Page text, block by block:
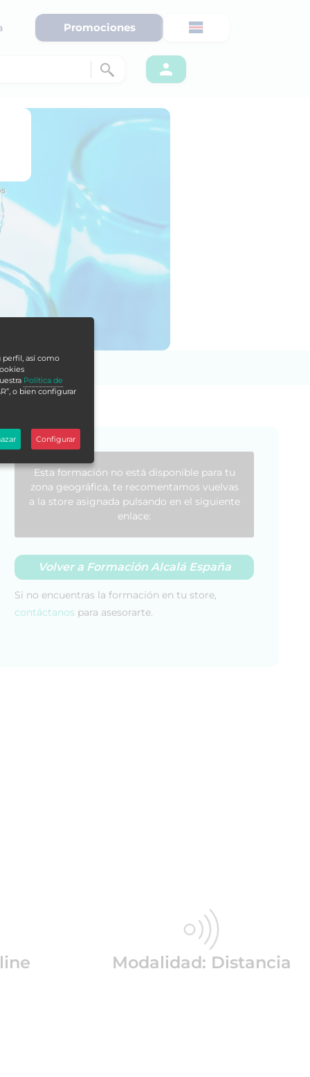
Promociones
Esta formación no está disponible para tu
zona geográfica, te recomentamos vuelvas
a la store asignada pulsando en el siguiente
enlace:
Volver a Formación Alcalá España
Si no encuentras la formación en tu store,
contáctanos para asesorarte.
Modalidad: Distancia
perfil, así como
Política de
o bien configurar
Configurar